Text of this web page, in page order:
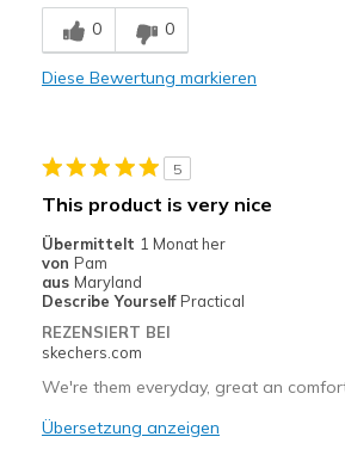
Breathe Well
Comfortable
Geeignete Verwendung
Travel
Width
Sizing
View On Shoes
Shoes are for
0 0
Diese Bewertung markieren
5
This product is very nice
Übermittelt 1 Monat her
von Pam
aus Maryland
Describe Yourself Practical
REZENSIERT BEI
skechers.com
We're them everyday, great an
Übersetzung anzeigen